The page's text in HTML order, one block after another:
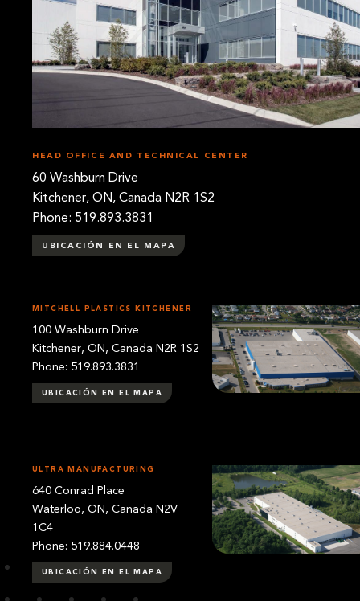
HEAD OFFICE AND TECHNICAL CENTER
60 Washburn Drive
Kitchener, ON, Canada N2R 1S2
Phone: 519.893.3831
UBICACIÓN EN EL MAPA
MITCHELL PLASTICS KITCHENER
100 Washburn Drive
Kitchener, ON, Canada N2R 1S2
Phone: 519.893.3831
UBICACIÓN EN EL MAPA
ULTRA MANUFACTURING
640 Conrad Place
Waterloo, ON, Canada N2V
1C4
Phone: 519.884.0448
UBICACIÓN EN EL MAPA